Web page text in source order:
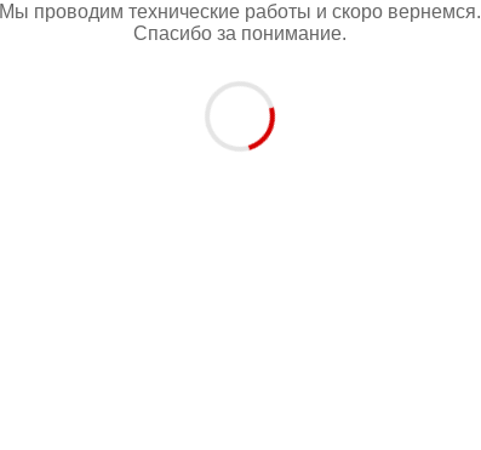
Мы проводим технические работы и скоро вернемся.
Спасибо за понимание.